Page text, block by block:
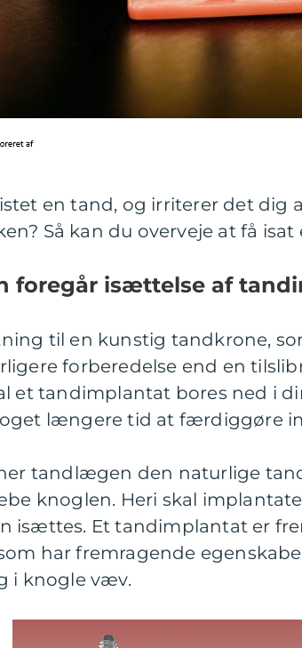
en tand, og irriterer det dig
Så kan du overveje at få
foregår isættelse af
til en kunstig tandkrone,
forberedelse end en
et tandimplantat bores ned i
længere tid at færdiggøre
tandlægen den naturlige
knoglen. Heri skal
isættes. Et tandimplantat er
har fremragende
i knogle væv.